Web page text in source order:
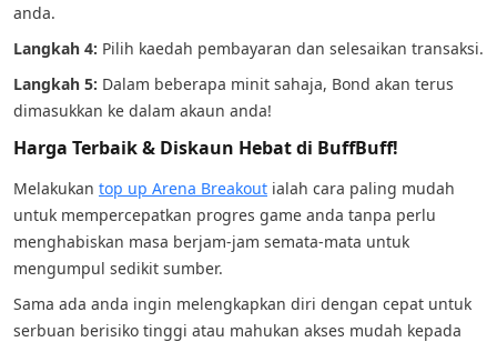
anda.
Langkah 4: Pilih kaedah pembayaran dan selesaikan transaksi.
Langkah 5: Dalam beberapa minit sahaja, Bond akan terus
dimasukkan ke dalam akaun anda!
Harga Terbaik & Diskaun Hebat di BuffBuff!
Melakukan top up Arena Breakout ialah cara paling mudah
untuk mempercepatkan progres game anda tanpa perlu
menghabiskan masa berjam-jam semata-mata untuk
mengumpul sedikit sumber.
Sama ada anda ingin melengkapkan diri dengan cepat untuk
serbuan berisiko tinggi atau mahukan akses mudah kepada